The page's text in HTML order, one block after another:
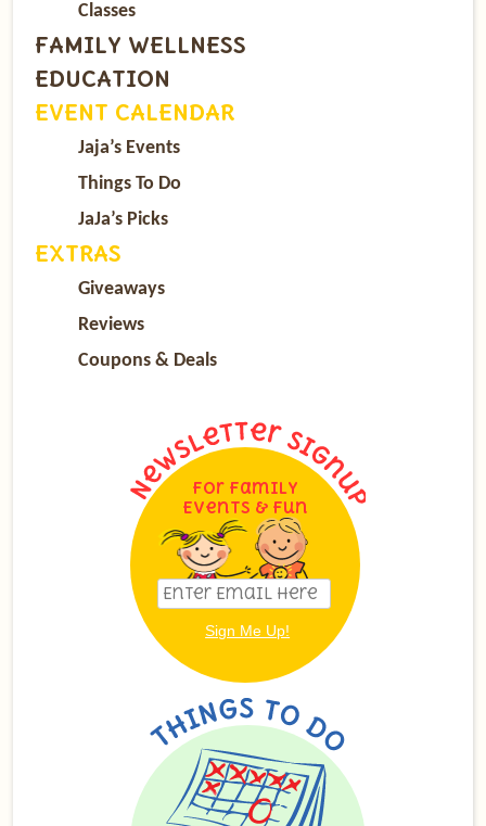
Classes
FAMILY WELLNESS
EDUCATION
EVENT CALENDAR
Jaja’s Events
Things To Do
JaJa’s Picks
EXTRAS
Giveaways
Reviews
Coupons & Deals
For Family
Events & Fun